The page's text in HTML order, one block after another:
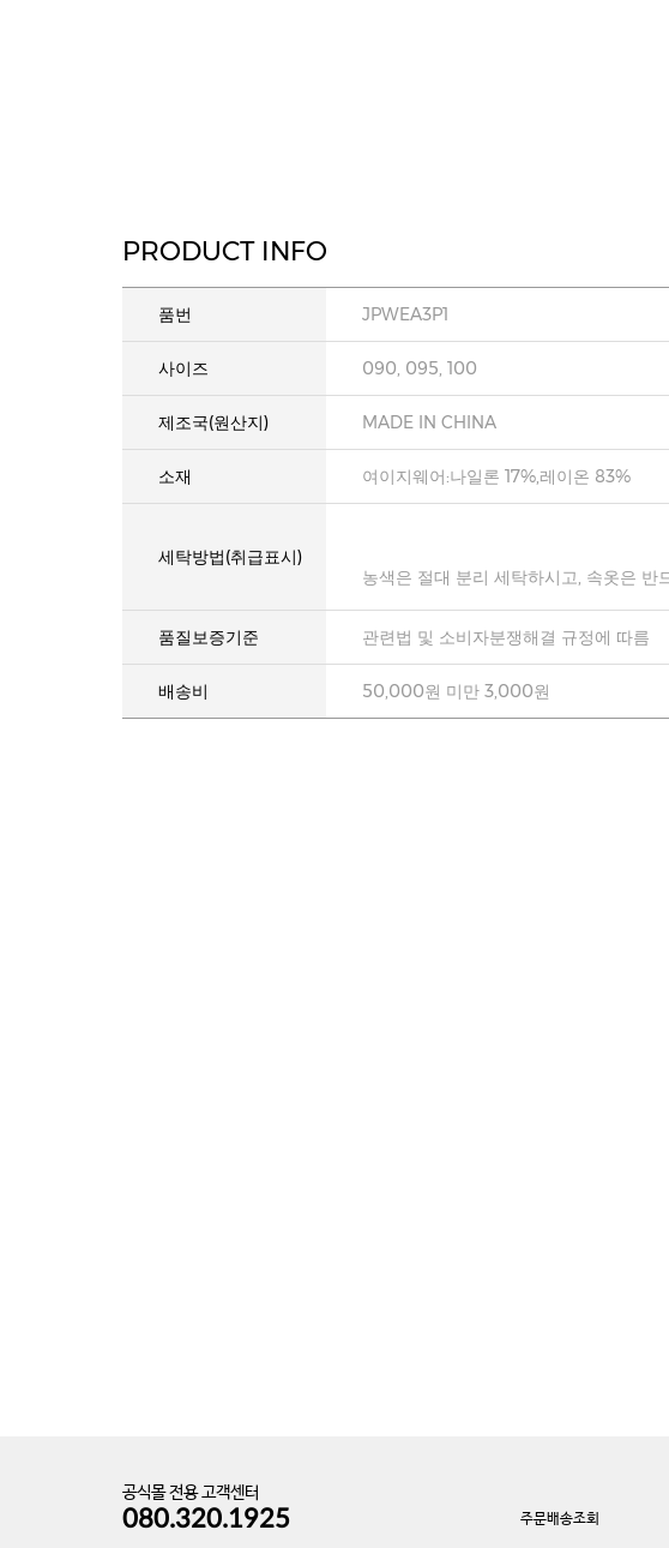
PRODUCT INFO
품번 JPWEA3P1
사이즈 090, 095, 100
제조국(원산지) MADE IN CHINA
소재 여이지웨어:나일론 17%,레이온 83%
세탁방법(취급표시)
농색은 절대 분리 세탁하시고, 속옷은 반
품질보증기준 관련법 및 소비자분쟁해결 규정에 따름
배송비 50,000원 미만 3,000원
공식몰 전용 고객센터
080.320.1925 주문배송조회